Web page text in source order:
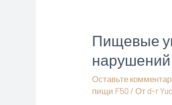
собственном
несовершенстве
Пищевые
Оставьте
пищи F50 / Отd-r